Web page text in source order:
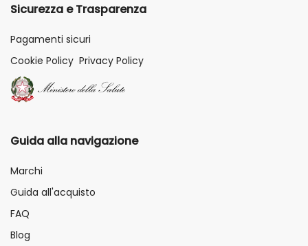
Sicurezza e Trasparenza
Pagamenti sicuri
Cookie Policy Privacy Policy
Guida alla navigazione
Marchi
Guida all'acquisto
FAQ
Blog